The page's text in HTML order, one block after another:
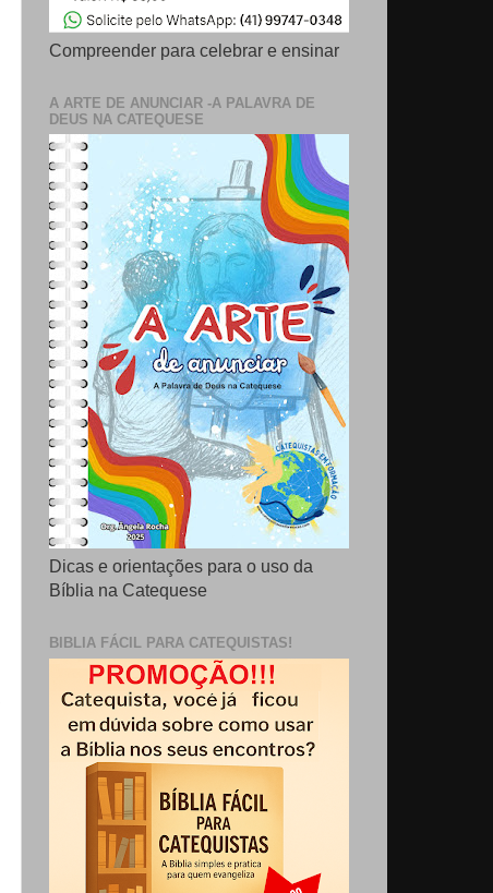
Compreender para celebrar e ensinar
A ARTE DE ANUNCIAR -A PALAVRA DE
DEUS NA CATEQUESE
Dicas e orientações para o uso da
Bíblia na Catequese
BIBLIA FÁCIL PARA CATEQUISTAS!